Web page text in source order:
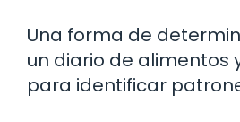
Una forma de
un diario de alimentos
para identificar